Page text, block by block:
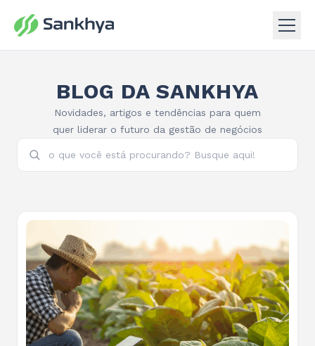
BLOG DA SANKHYA
Novidades, artigos e tendências para quem
quer liderar o futuro da gestão de negócios